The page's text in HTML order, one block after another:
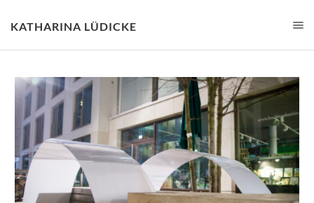
KATHARINA LÜDICKE